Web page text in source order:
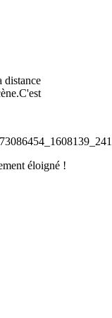
distance
éloigné !